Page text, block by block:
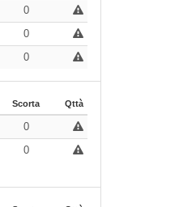
0
0
0
Scorta Qttà
0
0